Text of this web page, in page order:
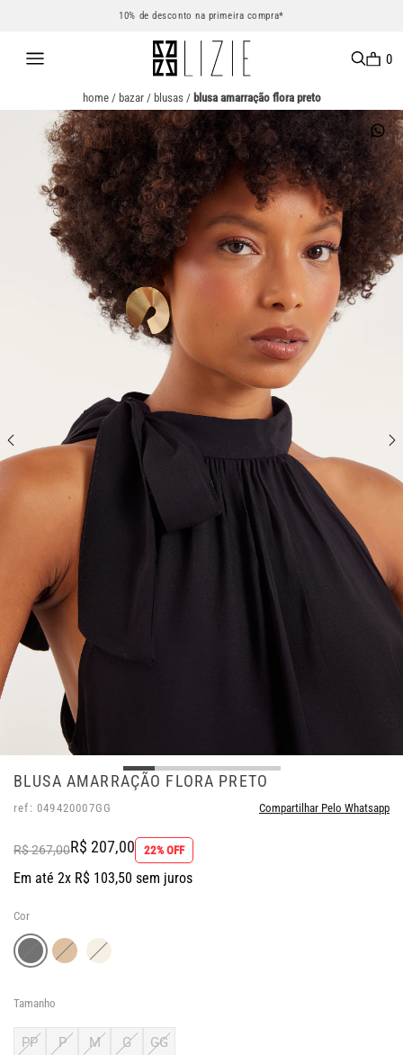
10% de desconto na primeira compra*
0
home/ bazar/ blusas/ blusa amarração flora preto
BLUSA AMARRAÇÃO FLORA PRETO
ref: 049420007GG Compartilhar Pelo Whatsapp
R$ 267,00R$ 207,00 22% OFF
Em até 2x R$ 103,50 sem juros
Cor
Tamanho
PP P M G GG